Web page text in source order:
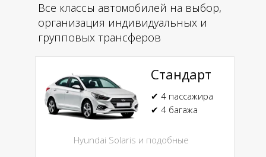
Стандарт
Hyundai Solaris и подобные
✔ 4 пассажира
✔ 4 багажа
Все классы автомобилей на выбор,
организация индивидуальных и
групповых трансферов